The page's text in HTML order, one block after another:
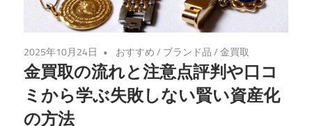
2025年10月24日 おすすめ/ ブランド品/金買取
金買取の流れと注意点評判や口コ
ミから学ぶ失敗しない賢い資産化
の方法